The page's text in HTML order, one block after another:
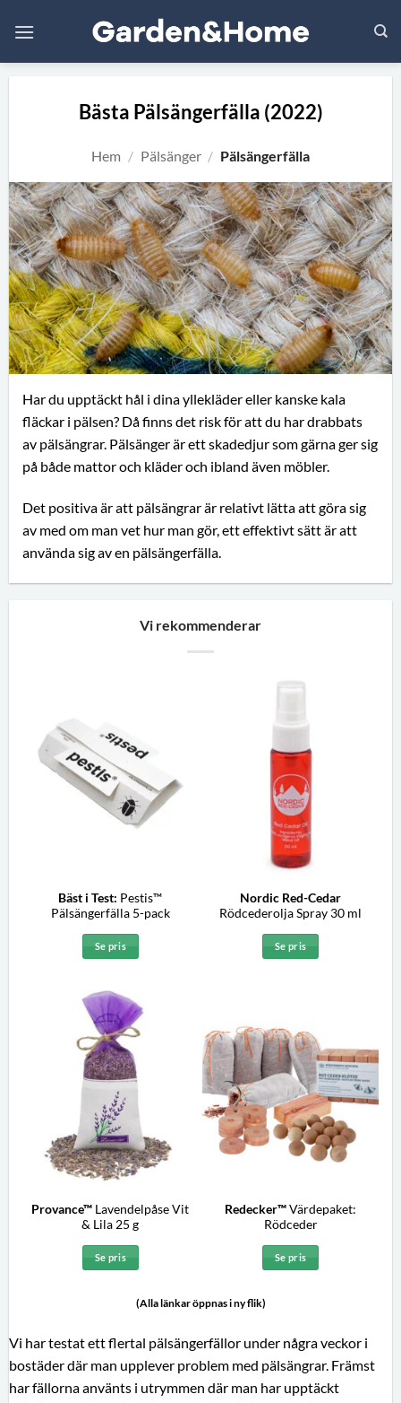
Bästa Pälsängerfälla (2022)
Hem / Pälsänger / Pälsängerfälla
Har du upptäckt hål i dina yllekläder eller kanske kala
fläckar i pälsen? Då finns det risk för att du har drabbats
av pälsängrar. Pälsänger är ett skadedjur som gärna ger sig
på både mattor och kläder och ibland även möbler.
Det positiva är att pälsängrar är relativt lätta att göra sig
av med om man vet hur man gör, ett effektivt sätt är att
använda sig av en pälsängerfälla.
Vi rekommenderar
Bäst i Test: Pestis™
Pälsängerfälla 5-pack
Se pris
Nordic Red-Cedar
Rödcederolja Spray 30 ml
Se pris
Provance™ Lavendelpåse Vit
& Lila 25 g
Se pris
Redecker™Värdepaket:
Rödceder
Se pris
(Alla länkar öppnas i ny flik)
Vi har testat ett flertal pälsängerfällor under några veckor i
bostäder där man upplever problem med pälsängrar. Främst
har fällorna använts i utrymmen där man har upptäckt